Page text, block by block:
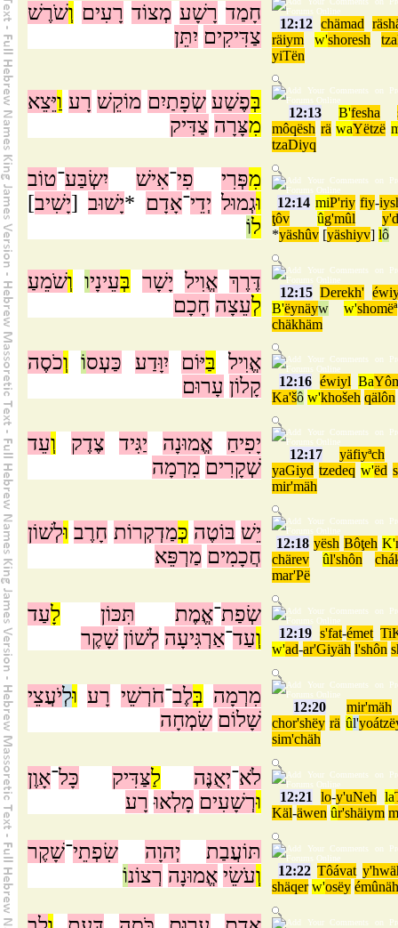
חָמַד רָשָׁע מְצוֹד רָעִים וְשֹׁרֶשׁ
צַדִּיקִים יִתֵּן
12:12 chämad
räiym
w'shoresh
yiTën
בְּפֶשַׁע שְׂפָתַיִם מוֹקֵשׁ רָע וַיֵּצֵא
מִצָּרָה צַדִּיק
12:13 B'fesha
môqësh rä waYëtzë
tzaDiyq
מִפְּרִי פִי־אִישׁ יִשְׂבַּע־טוֹב
וּגְמוּל יְדֵי־אָדָם *יָשׁוּב[יָשִׁיב]
לוֹ
12:14 miP'riy fiy-
ţôv
ûg'mûl
*yäshûv [yäshiyv] lô
דֶּרֶךְ אֱוִיל יָשָׁר בְּעֵינָיו וְשֹׁמֵעַ
לְעֵצָה חָכָם
12:15 Derekh'
B'ëynäyw w'shomëª
chäkhäm
אֱוִיל בַּיּוֹם יִוָּדַע כַּעְסוֹ וְכֹסֶה
קָלוֹן עָרוּם 12:16 éwiyl Ba
Ka'šô w'khošeh qälôn
יָפִיחַ אֱמוּנָה יַגִּיד צֶדֶק וְעֵד
שְׁקָרִים מִרְמָה
12:17
yäfiyªch
yaGiyd tzedeq w'ëd
mir'mäh
יֵשׁ בּוֹטֶה כְּמַדְקְרוֹת חָרֶב וּלְשׁוֹן
חֲכָמִים מַרְפֵּא
12:18 yësh Bôţeh K'
chärev
ûl'shôn
mar'Pë
שְׂפַת־אֱמֶת תִּכּוֹן לָעַד
וְעַד־אַרְגִּיעָה לְשׁוֹן שָׁקֶר 12:19 s'fat-émet
w'ad-ar'Giyäh l'shôn
מִרְמָה בְּלֶב־חֹרְשֵׁי רָע וּלְיֹעֲצֵי
שָׁלוֹם שִׂמְחָה
12:20
mir'mäh
chor'shëy rä ûl'
sim'chäh
לֹא־יְאֻנֶּה לַצַּדִּיק כָּל־אָוֶן
וּרְשָׁעִים מָלְאוּ רָע 12:21 lo-y'uNeh la
Käl-äwen ûr'shäiym
תּוֹעֲבַת יְהוָה שִׂפְתֵי־שָׁקֶר
וְעֹשֵׂי אֱמוּנָה רְצוֹנוֹ 12:22 Tôávat
shäqer w'osëy émûnäh